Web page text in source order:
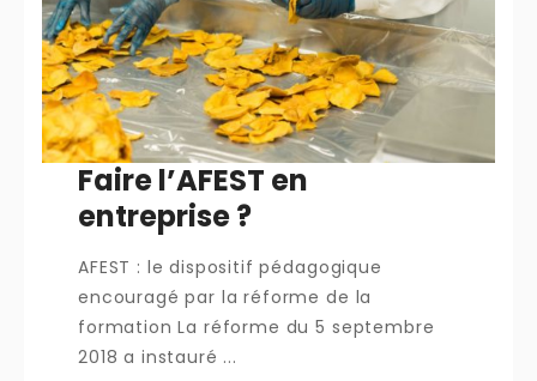
Faire l’AFEST en
entreprise ?
AFEST : le dispositif pédagogique
encouragé par la réforme de la
formation La réforme du 5 septembre
2018 a instauré ...